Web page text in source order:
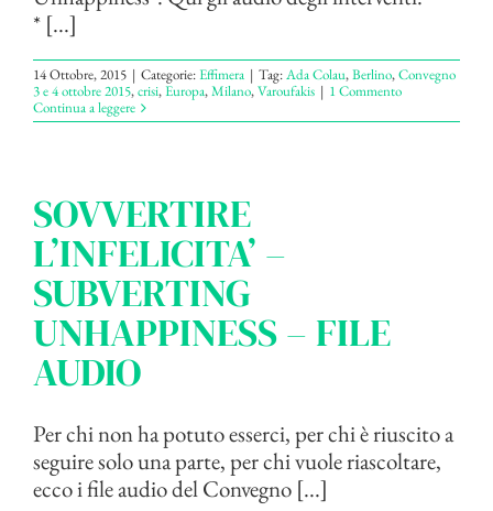
* [...]
14 Ottobre, 2015 | Categorie:Effimera | Tag:Ada Colau,Berlino,Convegno
3 e 4 ottobre 2015,crisi,Europa,Milano,Varoufakis | 1 Commento
Continua a leggere
SOVVERTIRE
L’INFELICITA’ –
SUBVERTING
UNHAPPINESS – FILE
AUDIO
Per chi non ha potuto esserci, per chi è riuscito a
seguire solo una parte, per chi vuole riascoltare,
ecco i file audio del Convegno [...]